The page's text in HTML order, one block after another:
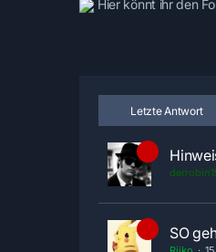
Hier könnt ihr den
Letzte Antwort
SO